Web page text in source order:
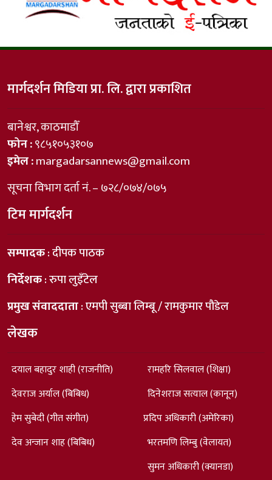
मार्गदर्शन मिडिया प्रा. लि. द्वारा प्रकाशित
बानेश्वर, काठमाडौँ
फोन :९८५१०५३१०७
इमेल :margadarsannews@gmail.com
सूचना विभाग दर्ता नं. – ७२८/०७४/०७५
टिम मार्गदर्शन
सम्पादक: दीपक पाठक
निर्देशक: रुपा लुइँटेल
प्रमुख संवाददाता: एमपी सुब्बा लिम्बू / रामकुमार पौडेल
लेखक
दयाल बहादुर शाही (राजनीति)
देवराज अर्याल (बिबिध)
हेम सुबेदी (गीत संगीत)
देव अन्जान शाह (बिबिध)
रामहरि सिलवाल (शिक्षा)
दिनेशराज सत्याल (कानून)
प्रदिप अधिकारी (अमेरिका)
भरतमणि लिम्बु (वेलायत)
सुमन अधिकारी (क्यानडा)